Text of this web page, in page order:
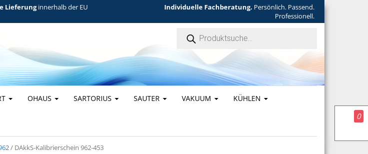
Lieferunginnerhalb der EU Individuelle Fachberatung. Persönlich. Passend.
Professionell.
OHAUS SARTORIUS SAUTER VAKUUM KÜHLEN
/ DAkkS-Kalibrierschein 962-453
0